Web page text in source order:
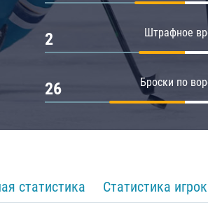
Штрафное
2
Броски по
26
статистика Статистика